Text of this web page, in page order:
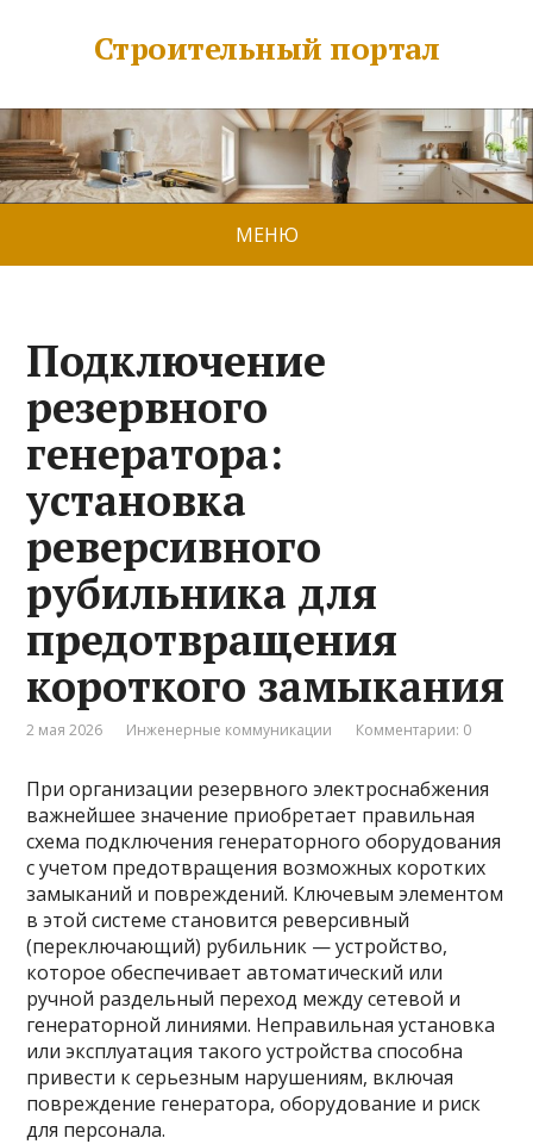
Строительный портал
МЕНЮ
Подключение
резервного
генератора:
установка
реверсивного
рубильника для
предотвращения
короткого замыкания
2 мая 2026 Инженерные коммуникации Комментарии: 0
При организации резервного электроснабжения
важнейшее значение приобретает правильная
схема подключения генераторного оборудования
с учетом предотвращения возможных коротких
замыканий и повреждений. Ключевым элементом
в этой системе становится реверсивный
(переключающий) рубильник — устройство,
которое обеспечивает автоматический или
ручной раздельный переход между сетевой и
генераторной линиями. Неправильная установка
или эксплуатация такого устройства способна
привести к серьезным нарушениям, включая
повреждение генератора, оборудование и риск
для персонала.